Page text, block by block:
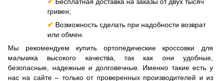
✔ Бесплатная доставка на заказы от двух тысяч
гривен;
✔ Возможность сделать при надобности возврат
или обмен.
Мы рекомендуем купить ортопедические кроссовки для
мальчика высокого качества, так как они удобные,
безопасные, надежные и долговечные. Именно такие есть у
нас на сайте – только от проверенных производителей и из